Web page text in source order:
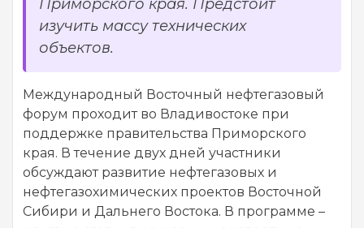
Приморского края. Предстоит
изучить массу технических
объектов.
Международный Восточный нефтегазовый
форум проходит во Владивостоке при
поддержке правительства Приморского
края. В течение двух дней участники
обсуждают развитие нефтегазовых и
нефтегазохимических проектов Восточной
Сибири и Дальнего Востока. В программе –